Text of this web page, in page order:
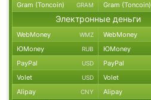
Gram (Toncoin) GRAM Gram (Toncoin)
Электронные деньги
WebMoney WMZ WebMoney
ЮMoney RUB ЮMoney
PayPal USD PayPal
Volet USD Volet
Alipay CNY Alipay